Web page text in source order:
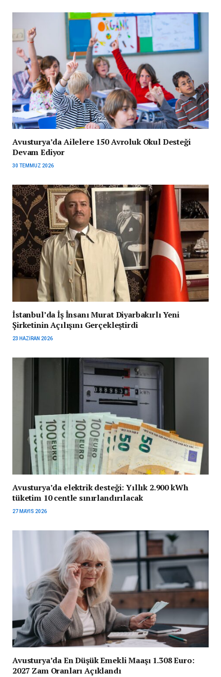
Avusturya’da Ailelere 150 Avroluk Okul Desteği
Devam Ediyor
30 TEMMUZ 2026
İstanbul’da İş İnsanı Murat Diyarbakırlı Yeni
Şirketinin Açılışını Gerçekleştirdi
23 HAZIRAN 2026
Avusturya’da elektrik desteği: Yıllık 2.900 kWh
tüketim 10 centle sınırlandırılacak
27 MAYIS 2026
Avusturya’da En Düşük Emekli Maaşı 1.308 Euro:
2027 Zam Oranları Açıklandı